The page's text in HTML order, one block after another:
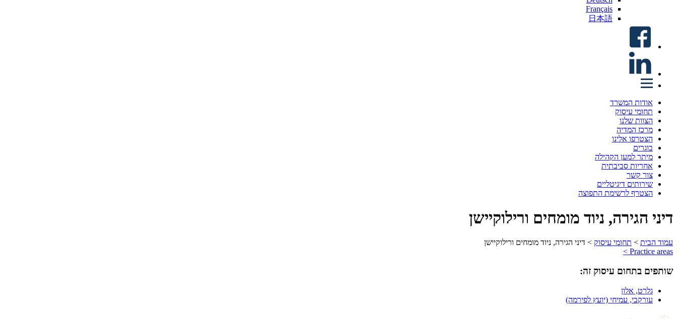
Français
日本語
אודות המשרד
תחומי עיסוק
הצוות שלנו
מרכז המדיה
הצטרפו אלינו
בוגרים
מיתר למען הקהילה
אחריות סביבתית
צור קשר
שירותים דיגיטליים
הצטרף לרשימת התפוצה
דיני הגירה, ניוד מומחים ורילוקיישן
עמוד הבית > תחומי עיסוק > דיני הגירה, ניוד מומחים ורילוקיישן
Practice areas >
שותפים בתחום עיסוק זה:
גלרט, אלון
עורקבי, עמיחי (יועץ לפירמה)